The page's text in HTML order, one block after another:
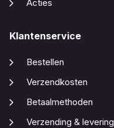
Acties
Klantenservice
Bestellen
Verzendkosten
Betaalmethoden
Verzending & levering